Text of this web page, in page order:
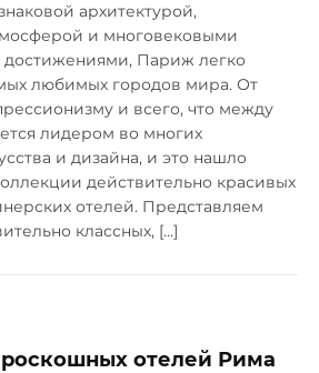
архитектурой,
и многовековыми
Париж легко
любимых городов мира. От
и всего, что между
лидером во многих
и дизайна, и это нашло
действительно красивых
отелей. Представляем
классных, […]
отелей Рима